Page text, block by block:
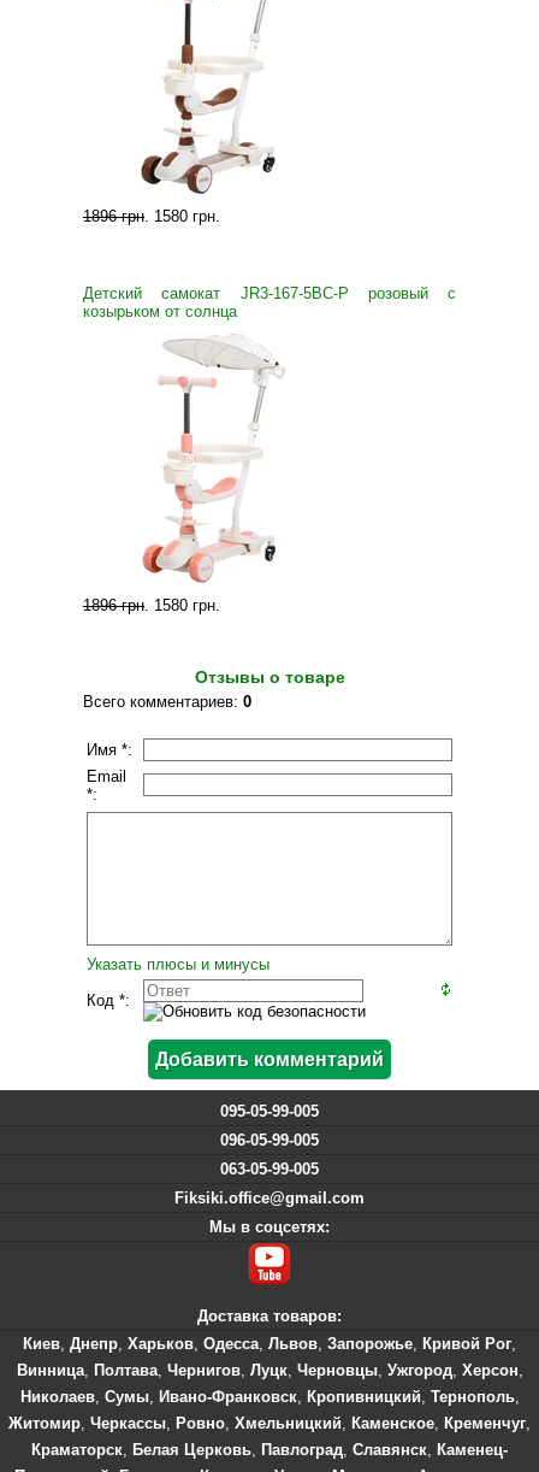
1896 грн. 1580 грн.
Детский самокат JR3-167-5BC-P розовый с
козырьком от солнца
1896 грн. 1580 грн.
Отзывы о товаре
Всего комментариев: 0
Имя *:
Email
*:
Указать плюсы и минусы
Код *:
095-05-99-005
096-05-99-005
063-05-99-005
Fiksiki.office@gmail.com
Мы в соцсетях:
Доставка товаров:
Киев, Днепр, Харьков, Одесса, Львов, Запорожье, Кривой Рог,
Винница, Полтава, Чернигов, Луцк, Черновцы, Ужгород, Херсон,
Николаев, Сумы, Ивано-Франковск, Кропивницкий, Тернополь,
Житомир, Черкассы, Ровно, Хмельницкий, Каменское, Кременчуг,
Краматорск, Белая Церковь, Павлоград, Славянск, Каменец-